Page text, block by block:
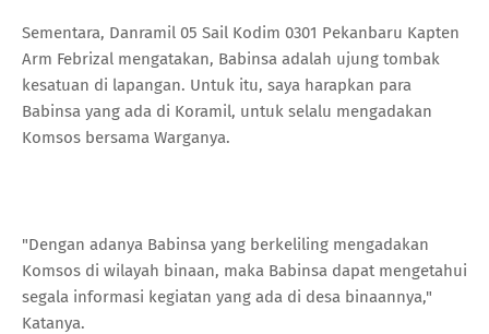
Sementara, Danramil 05 Sail Kodim 0301 Pekanbaru Kapten
Arm Febrizal mengatakan, Babinsa adalah ujung tombak
kesatuan di lapangan. Untuk itu, saya harapkan para
Babinsa yang ada di Koramil, untuk selalu mengadakan
Komsos bersama Warganya.
"Dengan adanya Babinsa yang berkeliling mengadakan
Komsos di wilayah binaan, maka Babinsa dapat mengetahui
segala informasi kegiatan yang ada di desa binaannya,"
Katanya.